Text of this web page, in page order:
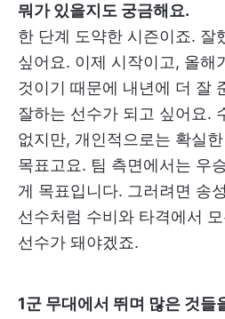
뭐가 있을지도 궁금해요.
한 단계 도약한 시즌이죠. 잘
싶어요. 이제 시작이고, 올해
것이기 때문에 내년에 더 잘
잘하는 선수가 되고 싶어요.
없지만, 개인적으로는 확실
목표고요. 팀 측면에서는 우
게 목표입니다. 그러려면 송
선수처럼 수비와 타격에서
선수가 돼야겠죠.
1군 무대에서 뛰며 많은 것들